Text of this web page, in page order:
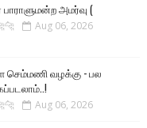
அமர்வு (
Aug 06, 2026
செம்மணி வழக்கு - பல
Aug 06, 2026